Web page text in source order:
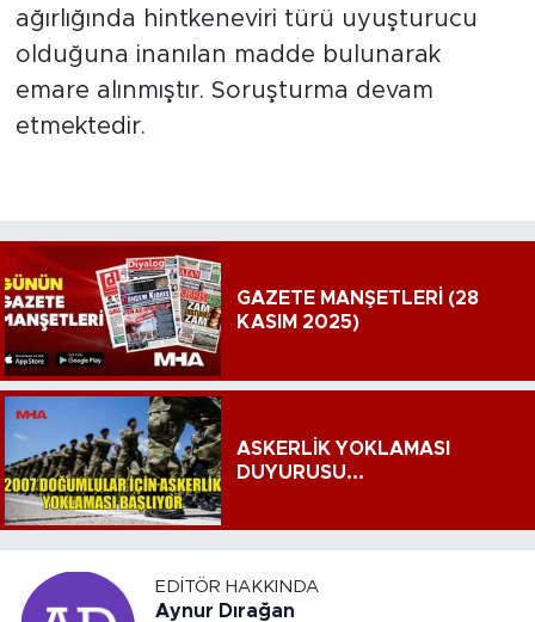
ağırlığında hintkeneviri türü uyuşturucu
olduğuna inanılan madde bulunarak
emare alınmıştır. Soruşturma devam
etmektedir.
GAZETE MANŞETLERİ (28
KASIM 2025)
ASKERLİK YOKLAMASI
DUYURUSU...
EDITÖR HAKKINDA
Aynur Dırağan